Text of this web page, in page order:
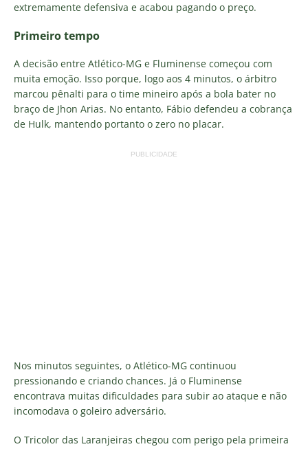
extremamente defensiva e acabou pagando o preço.
Primeiro tempo
A decisão entre Atlético-MG e Fluminense começou com
muita emoção. Isso porque, logo aos 4 minutos, o árbitro
marcou pênalti para o time mineiro após a bola bater no
braço de Jhon Arias. No entanto, Fábio defendeu a cobrança
de Hulk, mantendo portanto o zero no placar.
PUBLICIDADE
Nos minutos seguintes, o Atlético-MG continuou
pressionando e criando chances. Já o Fluminense
encontrava muitas dificuldades para subir ao ataque e não
incomodava o goleiro adversário.
O Tricolor das Laranjeiras chegou com perigo pela primeira